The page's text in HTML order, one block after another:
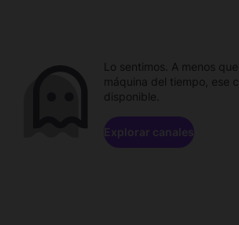
Lo sentimos. A menos
máquina del tiempo, ese
disponible.
Explorar canales